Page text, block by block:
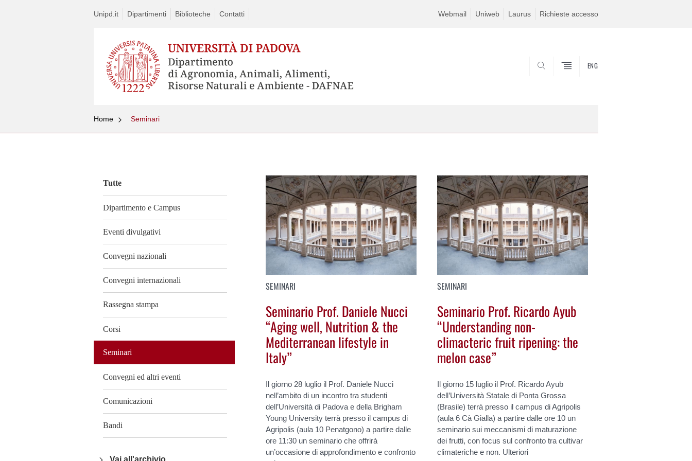
Unipd.it Dipartimenti Biblioteche Contatti Webmail Uniweb Laurus Richieste accesso
ENG
Home Seminari
Tutte
Dipartimento e Campus
Eventi divulgativi
Convegni nazionali
Convegni internazionali
Rassegna stampa
Corsi
Seminari
Convegni ed altri eventi
Comunicazioni
Bandi
Vai all'archivio
SEMINARI
Seminario Prof. Daniele Nucci
“Aging well, Nutrition & the
Mediterranean lifestyle in
Italy”
Il giorno 28 luglio il Prof. Daniele Nucci
nell’ambito di un incontro tra studenti
dell’Università di Padova e della Brigham
Young University terrà presso il campus di
Agripolis (aula 10 Penatgono) a partire dalle
ore 11:30 un seminario che offrirà
un’occasione di approfondimento e confronto
SEMINARI
Seminario Prof. Ricardo Ayub
“Understanding non-
climacteric fruit ripening: the
melon case”
Il giorno 15 luglio il Prof. Ricardo Ayub
dell’Università Statale di Ponta Grossa
(Brasile) terrà presso il campus di Agripolis
(aula 6 Cà Gialla) a partire dalle ore 10 un
seminario sui meccanismi di maturazione
dei frutti, con focus sul confronto tra cultivar
climateriche e non. Ulteriori